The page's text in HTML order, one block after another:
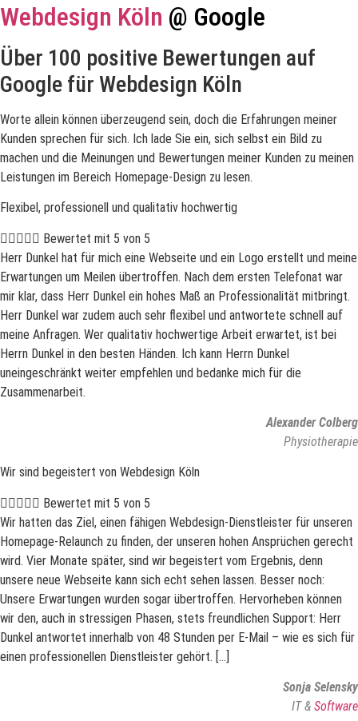
Webdesign Köln @ Google
Über 100 positive Bewertungen auf
Google für Webdesign Köln
Worte allein können überzeugend sein, doch die Erfahrungen meiner
Kunden sprechen für sich. Ich lade Sie ein, sich selbst ein Bild zu
machen und die Meinungen und Bewertungen meiner Kunden zu meinen
Leistungen im Bereich Homepage-Design zu lesen.
Flexibel, professionell und qualitativ hochwertig
 Bewertet mit 5 von 5
Herr Dunkel hat für mich eine Webseite und ein Logo erstellt und meine
Erwartungen um Meilen übertroffen. Nach dem ersten Telefonat war
mir klar, dass Herr Dunkel ein hohes Maß an Professionalität mitbringt.
Herr Dunkel war zudem auch sehr flexibel und antwortete schnell auf
meine Anfragen. Wer qualitativ hochwertige Arbeit erwartet, ist bei
Herrn Dunkel in den besten Händen. Ich kann Herrn Dunkel
uneingeschränkt weiter empfehlen und bedanke mich für die
Zusammenarbeit.
Alexander Colberg
Physiotherapie
Wir sind begeistert von Webdesign Köln
 Bewertet mit 5 von 5
Wir hatten das Ziel, einen fähigen Webdesign-Dienstleister für unseren
Homepage-Relaunch zu finden, der unseren hohen Ansprüchen gerecht
wird. Vier Monate später, sind wir begeistert vom Ergebnis, denn
unsere neue Webseite kann sich echt sehen lassen. Besser noch:
Unsere Erwartungen wurden sogar übertroffen. Hervorheben können
wir den, auch in stressigen Phasen, stets freundlichen Support: Herr
Dunkel antwortet innerhalb von 48 Stunden per E-Mail – wie es sich für
einen professionellen Dienstleister gehört. […]
Sonja Selensky
IT & Software